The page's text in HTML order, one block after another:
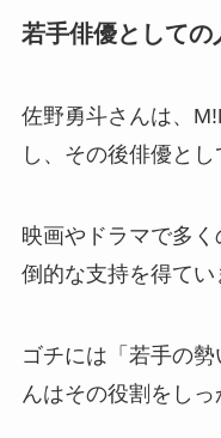
若手俳優としての
佐野勇斗さんは、
し、その後俳優とし
映画やドラマで多
倒的な支持を得てい
ゴチには「若手の
んはその役割をしっ